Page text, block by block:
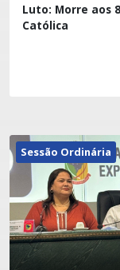
Luto: Morre aos
Católica
Sessão Ordinária